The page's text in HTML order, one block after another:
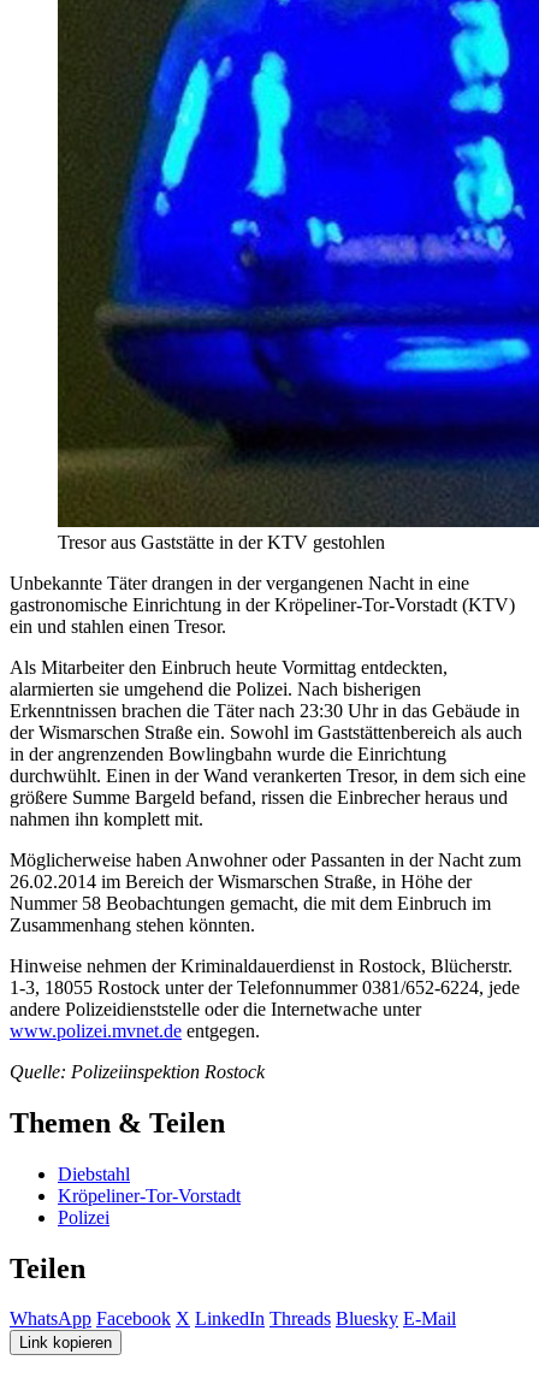
Tresor aus Gaststätte in der KTV gestohlen
Unbekannte Täter drangen in der vergangenen Nacht in eine
gastronomische Einrichtung in der Kröpeliner-Tor-Vorstadt (KTV)
ein und stahlen einen Tresor.
Als Mitarbeiter den Einbruch heute Vormittag entdeckten,
alarmierten sie umgehend die Polizei. Nach bisherigen
Erkenntnissen brachen die Täter nach 23:30 Uhr in das Gebäude in
der Wismarschen Straße ein. Sowohl im Gaststättenbereich als auch
in der angrenzenden Bowlingbahn wurde die Einrichtung
durchwühlt. Einen in der Wand verankerten Tresor, in dem sich eine
größere Summe Bargeld befand, rissen die Einbrecher heraus und
nahmen ihn komplett mit.
Möglicherweise haben Anwohner oder Passanten in der Nacht zum
26.02.2014 im Bereich der Wismarschen Straße, in Höhe der
Nummer 58 Beobachtungen gemacht, die mit dem Einbruch im
Zusammenhang stehen könnten.
Hinweise nehmen der Kriminaldauerdienst in Rostock, Blücherstr.
1-3, 18055 Rostock unter der Telefonnummer 0381/652-6224, jede
andere Polizeidienststelle oder die Internetwache unter
www.polizei.mvnet.de entgegen.
Quelle: Polizeiinspektion Rostock
Themen & Teilen
Diebstahl
Kröpeliner-Tor-Vorstadt
Polizei
Teilen
WhatsApp Facebook X LinkedIn Threads Bluesky E-Mail
Link kopieren